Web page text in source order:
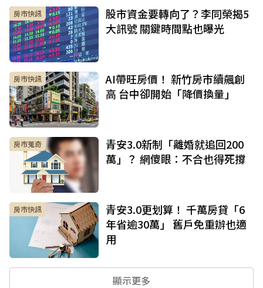
房市快訊
股市資金要轉向了？李同榮揭5
大訊號 關鍵時間點也曝光
房市快訊
AI帶旺房價！ 新竹房市續飆創
高 台中卻開始「降價換量」
房市蒐奇
青安3.0新制「離婚就追回200
萬」？ 網傻眼：不合也得死撐
房市快訊
青安3.0更划算！ 千萬房貸「6
年省逾30萬」 舊戶免重辦也適
用
顯示更多